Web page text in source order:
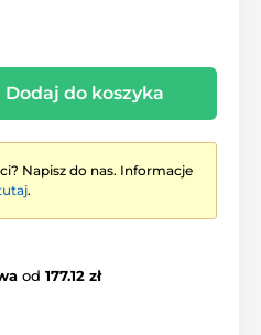
Dodaj do koszyka
Napisz do nas. Informacje
.
od 177.12 zł